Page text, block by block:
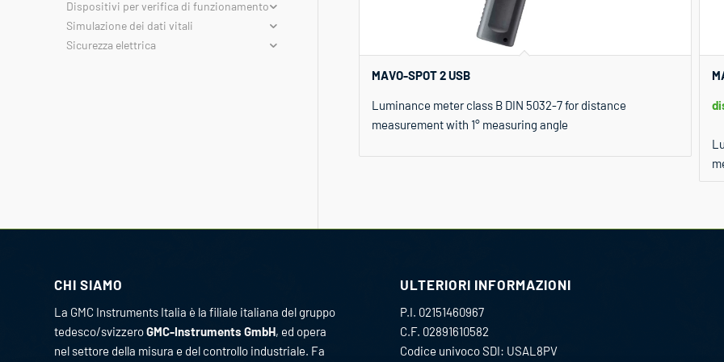
MAVO-SPOT 2 USB
Luminance meter class B DIN 5032-7 for distance
measurement with 1° measuring angle
Dispositivi per verifica di funzionamento
Simulazione dei dati vitali
Sicurezza elettrica
CHI SIAMO
La GMC Instruments Italia è la filiale italiana del gruppo
tedesco/svizzeroGMC-Instruments GmbH, ed opera
nel settore della misura e del controllo industriale. Fa
ULTERIORI INFORMAZIONI
P.I. 02151460967
C.F. 02891610582
Codice univoco SDI: USAL8PV